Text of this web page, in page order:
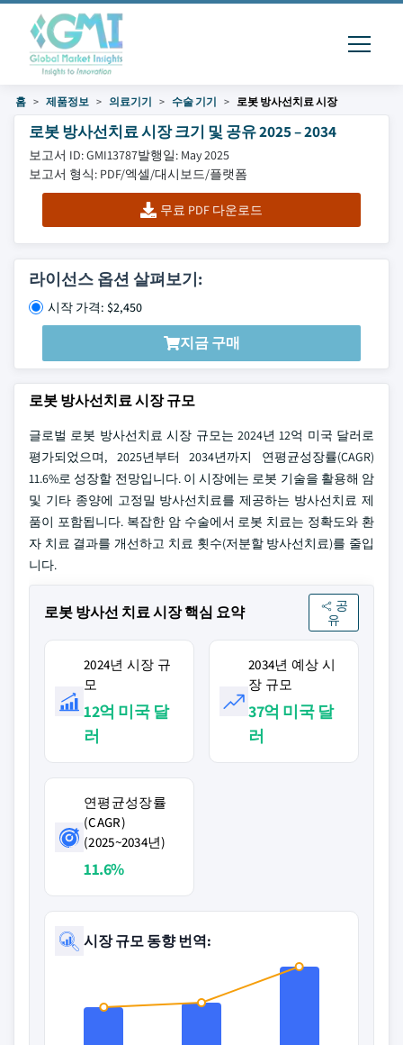
홈 제품정보 의료기기 수술 기기 로봇 방사선치료 시장
로봇 방사선치료 시장 크기 및 공유 2025 – 2034
보고서 ID: GMI13787발행일: May 2025
보고서 형식: PDF/엑셀/대시보드/플랫폼
무료 PDF 다운로드
라이선스 옵션 살펴보기:
시작 가격: $2,450
지금 구매
로봇 방사선치료 시장 규모
글로벌 로봇 방사선치료 시장 규모는 2024년 12억 미국 달러로
평가되었으며, 2025년부터 2034년까지 연평균성장률(CAGR)
11.6%로 성장할 전망입니다. 이 시장에는 로봇 기술을 활용해 암
및 기타 종양에 고정밀 방사선치료를 제공하는 방사선치료 제
품이 포함됩니다. 복잡한 암 수술에서 로봇 치료는 정확도와 환
자 치료 결과를 개선하고 치료 횟수(저분할 방사선치료)를 줄입
니다.
로봇 방사선 치료 시장 핵심 요약
공
유
2024년 시장 규
모
12억 미국 달
러
2034년 예상 시
장 규모
37억 미국 달
러
연평균성장률
(CAGR)
(2025~2034년)
11.6%
시장 규모 동향 번역: